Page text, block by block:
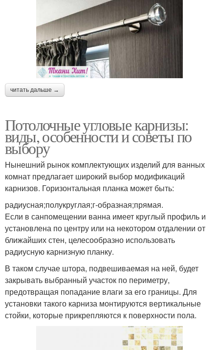
читать дальше →
Потолочные угловые карнизы:
виды, особенности и советы по
выбору
Нынешний рынок комплектующих изделий для ванных
комнат предлагает широкий выбор модификаций
карнизов. Горизонтальная планка может быть:
радиусная;полукруглая;г-образная;прямая.
Если в санпомещении ванна имеет круглый профиль и
установлена по центру или на некотором отдалении от
ближайших стен, целесообразно использовать
радиусную карнизную планку.
В таком случае штора, подвешиваемая на ней, будет
закрывать выбранный участок по периметру,
предотвращая попадание влаги за его границы. Для
установки такого карниза монтируются вертикальные
стойки, которые прикрепляются к поверхности пола.